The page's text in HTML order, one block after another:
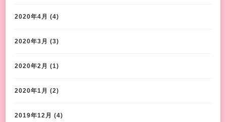
2020年4月 (4)
2020年3月 (3)
2020年2月 (1)
2020年1月 (2)
2019年12月 (4)